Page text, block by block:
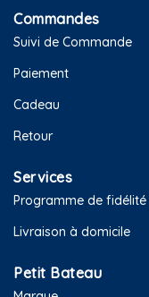
Commandes
Suivi de Commande
Paiement
Cadeau
Retour
Services
Programme de fidélité
Livraison à domicile
Petit Bateau